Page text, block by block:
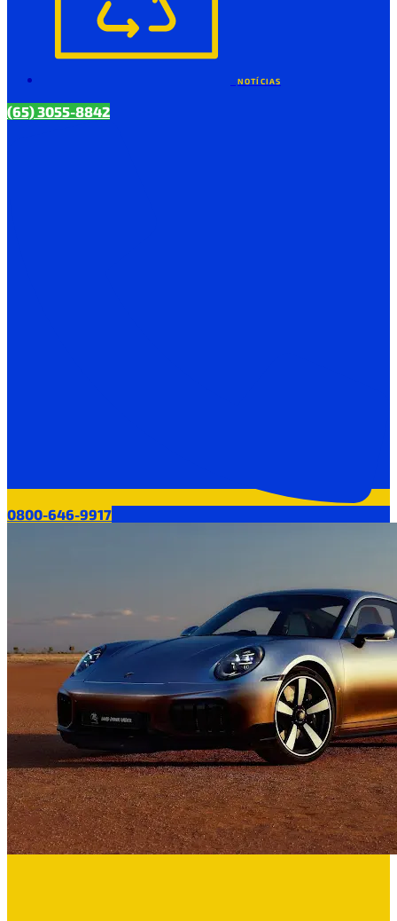
NOTÍCIAS
(65) 3055-8842
0800-646-9917